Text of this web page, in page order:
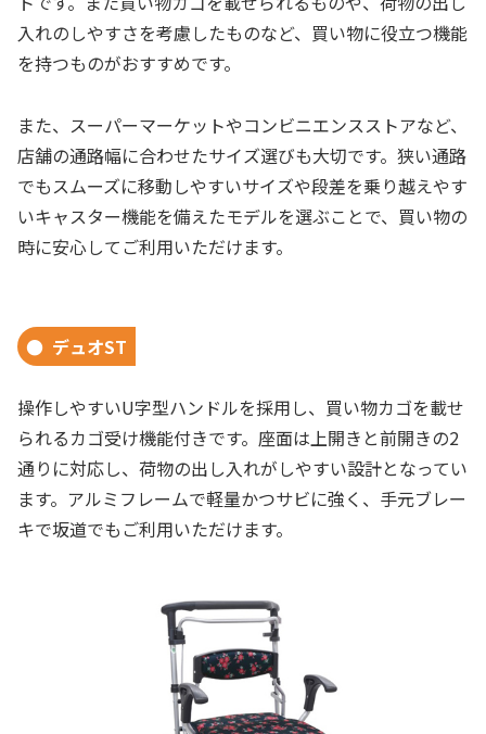
入れのしやすさを考慮したものなど、買い物に役立つ機能
を持つものがおすすめです。
また、スーパーマーケットやコンビニエンスストアなど、
店舗の通路幅に合わせたサイズ選びも大切です。狭い通路
でもスムーズに移動しやすいサイズや段差を乗り越えやす
いキャスター機能を備えたモデルを選ぶことで、買い物の
時に安心してご利用いただけます。
デュオST
操作しやすいU字型ハンドルを採用し、買い物カゴを載せ
られるカゴ受け機能付きです。座面は上開きと前開きの2
通りに対応し、荷物の出し入れがしやすい設計となってい
ます。アルミフレームで軽量かつサビに強く、手元ブレー
キで坂道でもご利用いただけます。